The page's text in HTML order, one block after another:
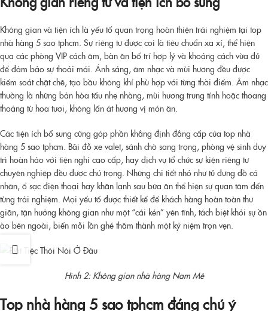
Không gian và tiện ích là yếu tố quan trọng hoàn thiện trải nghiệm tại top
nhà hàng 5 sao tphcm . Sự riêng tư được coi là tiêu chuẩn xa xỉ, thể hiện
qua các phòng VIP cách âm, bàn ăn bố trí hợp lý và khoảng cách vừa đủ
để đảm bảo sự thoải mái. Ánh sáng, âm nhạc và mùi hương đều được
kiểm soát chặt chẽ, tạo bầu không khí phù hợp với từng thời điểm. Âm nhạc
thường là những bản hòa tấu nhẹ nhàng, mùi hương trung tính hoặc thoang
thoảng từ hoa tươi, không lấn át hương vị món ăn.
Các tiện ích bổ sung cũng góp phần khẳng định đẳng cấp của top nhà
hàng 5 sao tphcm . Bãi đỗ xe valet, sảnh chờ sang trọng, phòng vệ sinh duy
trì hoàn hảo với tiện nghi cao cấp, hay dịch vụ tổ chức sự kiện riêng tư
chuyên nghiệp đều được chú trọng. Những chi tiết nhỏ như tủ đựng đồ cá
nhân, ổ sạc điện thoại hay khăn lạnh sau bữa ăn thể hiện sự quan tâm đến
từng trải nghiệm. Mọi yếu tố được thiết kế để khách hàng hoàn toàn thư
giãn, tận hưởng không gian như một “cái kén” yên tĩnh, tách biệt khỏi sự ồn
ào bên ngoài, biến mỗi lần ghé thăm thành một kỷ niệm trọn vẹn.
Hình 2: Không gian nhà hàng Nam Mê
Top nhà hàng 5 sao tphcm đáng chú ý